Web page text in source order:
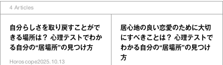
4 Articles
自分らしさを取り戻すことがで
きる場所は？ 心理テストでわか
る自分の“居場所”の見つけ方
Horoscope2025.10.13
居心地の良い恋愛のために大切
にすべきことは？ 心理テストで
わかる自分の“居場所”の見つけ
方